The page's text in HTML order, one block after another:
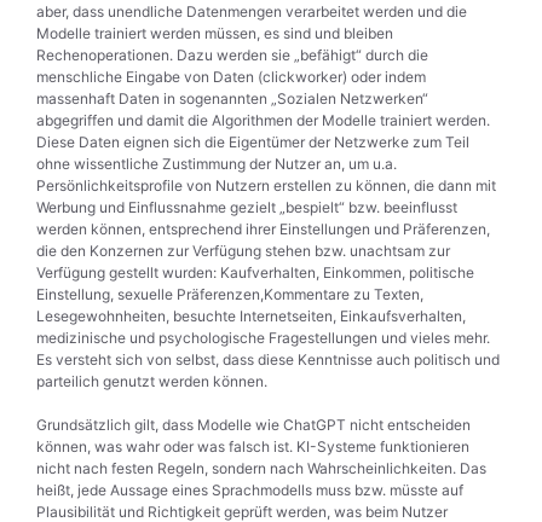
aber, dass unendliche Datenmengen verarbeitet werden und die
Modelle trainiert werden müssen, es sind und bleiben
Rechenoperationen. Dazu werden sie „befähigt“ durch die
menschliche Eingabe von Daten (clickworker) oder indem
massenhaft Daten in sogenannten „Sozialen Netzwerken“
abgegriffen und damit die Algorithmen der Modelle trainiert werden.
Diese Daten eignen sich die Eigentümer der Netzwerke zum Teil
ohne wissentliche Zustimmung der Nutzer an, um u.a.
Persönlichkeitsprofile von Nutzern erstellen zu können, die dann mit
Werbung und Einflussnahme gezielt „bespielt“ bzw. beeinflusst
werden können, entsprechend ihrer Einstellungen und Präferenzen,
die den Konzernen zur Verfügung stehen bzw. unachtsam zur
Verfügung gestellt wurden: Kaufverhalten, Einkommen, politische
Einstellung, sexuelle Präferenzen,Kommentare zu Texten,
Lesegewohnheiten, besuchte Internetseiten, Einkaufsverhalten,
medizinische und psychologische Fragestellungen und vieles mehr.
Es versteht sich von selbst, dass diese Kenntnisse auch politisch und
parteilich genutzt werden können.
Grundsätzlich gilt, dass Modelle wie ChatGPT nicht entscheiden
können, was wahr oder was falsch ist. KI-Systeme funktionieren
nicht nach festen Regeln, sondern nach Wahrscheinlichkeiten. Das
heißt, jede Aussage eines Sprachmodells muss bzw. müsste auf
Plausibilität und Richtigkeit geprüft werden, was beim Nutzer